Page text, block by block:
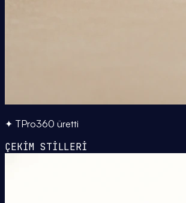
✦ TPro360 üretti
ÇEKİM STİLLERİ